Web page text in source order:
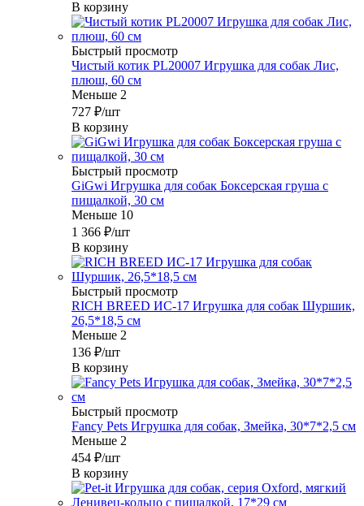
В корзину
Быстрый просмотр
Чистый котик PL20007 Игрушка для собак Лис,
плюш, 60 см
Меньше 2
727 ₽/шт
В корзину
Быстрый просмотр
GiGwi Игрушка для собак Боксерская груша с
пищалкой, 30 см
Меньше 10
1 366 ₽/шт
В корзину
Быстрый просмотр
RICH BREED ИС-17 Игрушка для собак Шуршик,
26,5*18,5 см
Меньше 2
136 ₽/шт
В корзину
Быстрый просмотр
Fancy Pets Игрушка для собак, Змейка, 30*7*2,5 см
Меньше 2
454 ₽/шт
В корзину